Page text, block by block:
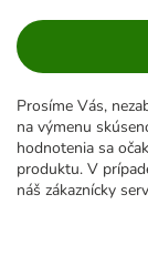
Prosíme Vás,
na výmenu
hodnotenia sa
produktu. V
náš zákaznícky